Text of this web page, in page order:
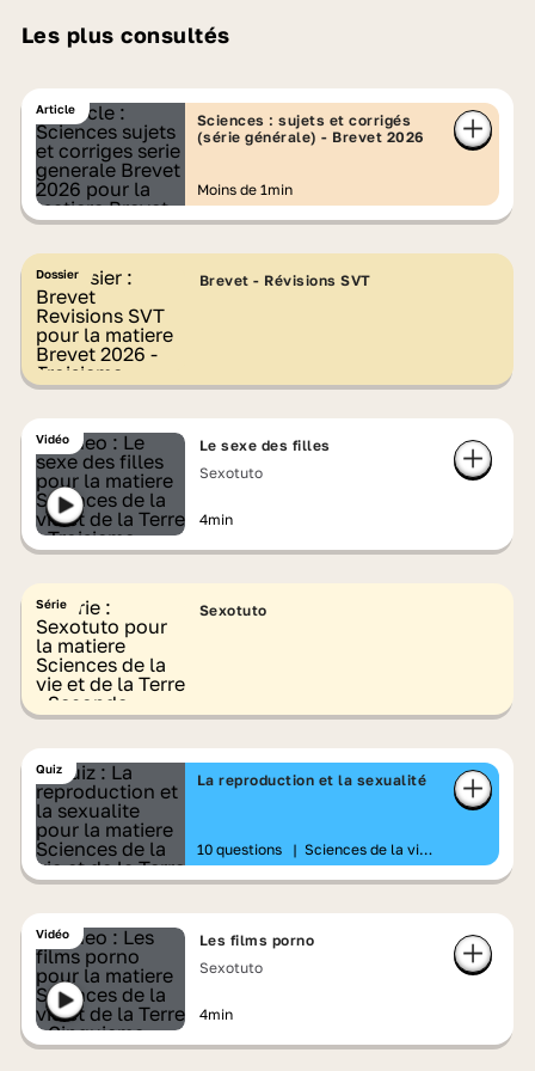
Les plus consultés
Article
Sciences : sujets et corrigés
(série générale) - Brevet 2026
Moins de 1min
Dossier Brevet - Révisions SVT
Vidéo
Le sexe des filles
Sexotuto
4min
Série Sexotuto
Quiz
La reproduction et la sexualité
10 questions | Sciences de la vie
et de la Terre
Vidéo
Les films porno
Sexotuto
4min